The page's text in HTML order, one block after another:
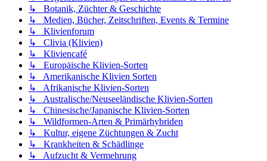
↳ Botanik, Züchter & Geschichte
↳ Medien, Bücher, Zeitschriften, Events & Termine
↳ Klivienforum
↳ Clivia (Klivien)
↳ Kliviencafé
↳ Europäische Klivien-Sorten
↳ Amerikanische Klivien Sorten
↳ Afrikanische Klivien-Sorten
↳ Australische/Neuseeländische Klivien-Sorten
↳ Chinesische/Japanische Klivien-Sorten
↳ Wildformen-Arten & Primärhybriden
↳ Kultur, eigene Züchtungen & Zucht
↳ Krankheiten & Schädlinge
↳ Aufzucht & Vermehrung